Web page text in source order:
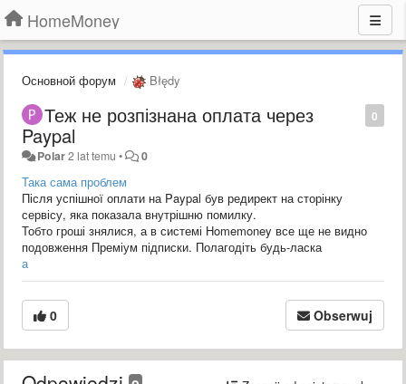
HomeMoney
Основной форум Błędy
0
Теж не розпізнана оплата через
Paypal
Polar2 lat temu • 0
Така сама проблем
Після успішної оплати на Paypal був редирект на сторінку
сервісу, яка показала внутрішню помилку.
Тобто гроші знялися, а в системі Homemoney все ще не видно
подовження Преміум підписки. Полагодіть будь-ласка
а
0 Obserwuj